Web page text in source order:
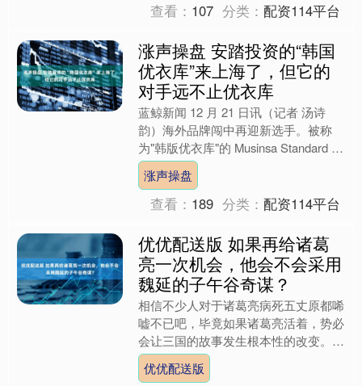
查看： 107 分类：配资114平台
涨声操盘 安踏投资的“韩国
优衣库”来上海了，但它的
对手远不止优衣库
蓝鲸新闻 12 月 21 日讯（记者 汤诗
韵）海外品牌闯中再迎新选手。被称
为"韩版优衣库"的 Musinsa Standard 日
前在上海淮海路开出海外首店，并....
涨声操盘
查看： 189 分类：配资114平台
优优配送版 如果再给诸葛
亮一次机会，他会不会采用
魏延的子午谷奇谋？
相信不少人对于诸葛亮病死五丈原都唏
嘘不已吧，毕竟如果诸葛亮活着，势必
会让三国的故事发生根本性的改变。
但也有不少人认为诸葛亮病死五丈原有
点“咎由自取”，毕竟在此....
优优配送版